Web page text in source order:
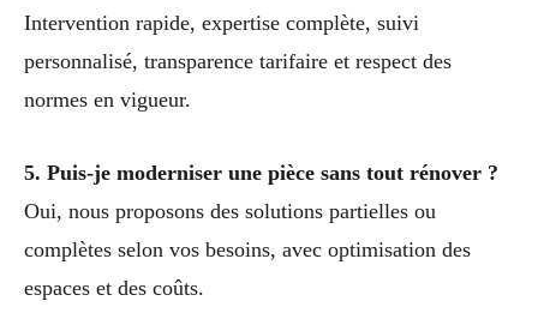
Intervention rapide, expertise complète, suivi
personnalisé, transparence tarifaire et respect des
normes en vigueur.
5. Puis-je moderniser une pièce sans tout rénover ?
Oui, nous proposons des solutions partielles ou
complètes selon vos besoins, avec optimisation des
espaces et des coûts.